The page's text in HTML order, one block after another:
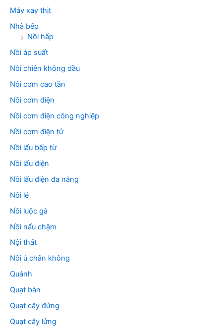
Máy xay thịt
Nhà bếp
Nồi hấp
Nồi áp suất
Nồi chiên không dầu
Nồi cơm cao tần
Nồi cơm điện
Nồi cơm điện công nghiệp
Nồi cơm điện tử
Nồi lẩu bếp từ
Nồi lẩu điện
Nồi lẩu điện đa năng
Nồi lẻ
Nồi luộc gà
Nồi nấu chậm
Nội thất
Nồi ủ chân không
Quánh
Quạt bàn
Quạt cây đứng
Quạt cây lửng